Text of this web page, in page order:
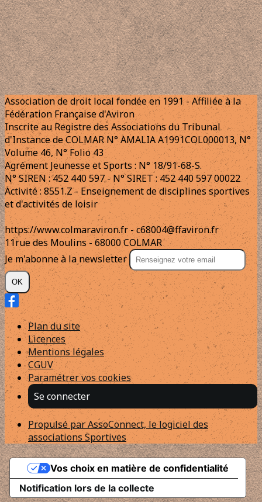
Association de droit local fondée en 1991 - Affiliée à la
Fédération Française d'Aviron
Inscrite au Registre des Associations du Tribunal
d'Instance de COLMAR N° AMALIA A1991COL000013, N°
Volume 46, N° Folio 43
Agrément Jeunesse et Sports : N° 18/91-68-S.
N° SIREN : 452 440 597 - N° SIRET : 452 440 597 00022
Activité : 8551.Z - Enseignement de disciplines sportives
et d'activités de loisir
https://www.colmaraviron.fr - c68004@ffaviron.fr
11rue des Moulins - 68000 COLMAR
Je m'abonne à la newsletter
OK
Plan du site
Licences
Mentions légales
CGUV
Paramétrer vos cookies
Se connecter
Propulsé par AssoConnect, le logiciel des
associations Sportives
Notification lors de la collecte
Vos choix en matière de confidentialité